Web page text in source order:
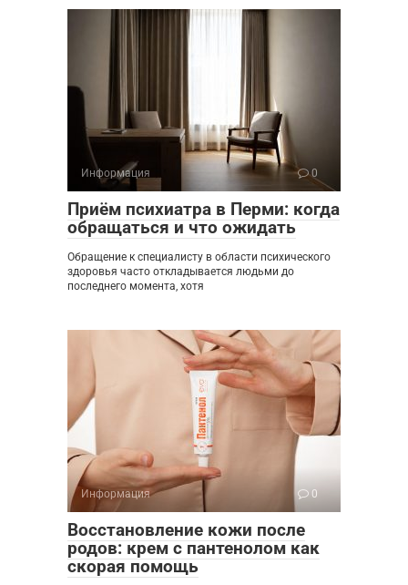
Информация 0
Приём психиатра в Перми: когда
обращаться и что ожидать
Обращение к специалисту в области психического
здоровья часто откладывается людьми до
последнего момента, хотя
Информация 0
Восстановление кожи после
родов: крем с пантенолом как
скорая помощь